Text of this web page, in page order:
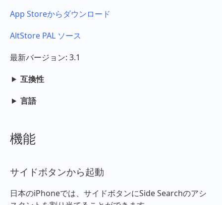
App Storeからダウンロード
AltStore PAL ソース
最新バージョン: 3.1
互換性
言語
機能
サイドボタンから起動
日本のiPhoneでは、サイドボタンにSide Searchのアシ